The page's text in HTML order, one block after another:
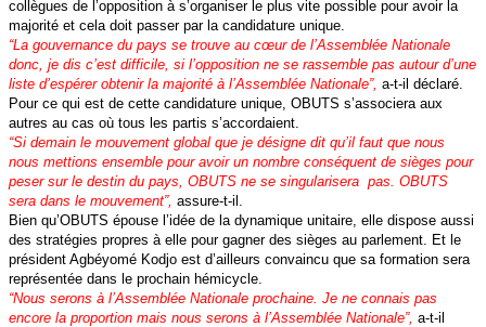
collègues de l’opposition à s’organiser le plus vite possible pour avoir la
majorité et cela doit passer par la candidature unique.
“La gouvernance du pays se trouve au cœur de l’Assemblée Nationale
donc, je dis c’est difficile, si l’opposition ne se rassemble pas autour d’une
liste d’espérer obtenir la majorité à l’Assemblée Nationale”, a-t-il déclaré.
Pour ce qui est de cette candidature unique, OBUTS s’associera aux
autres au cas où tous les partis s’accordaient.
“Si demain le mouvement global que je désigne dit qu’il faut que nous
nous mettions ensemble pour avoir un nombre conséquent de sièges pour
peser sur le destin du pays, OBUTS ne se singularisera pas. OBUTS
sera dans le mouvement”, assure-t-il.
Bien qu’OBUTS épouse l’idée de la dynamique unitaire, elle dispose aussi
des stratégies propres à elle pour gagner des sièges au parlement. Et le
président Agbéyomé Kodjo est d’ailleurs convaincu que sa formation sera
représentée dans le prochain hémicycle.
“Nous serons à l’Assemblée Nationale prochaine. Je ne connais pas
encore la proportion mais nous serons à l’Assemblée Nationale”, a-t-il